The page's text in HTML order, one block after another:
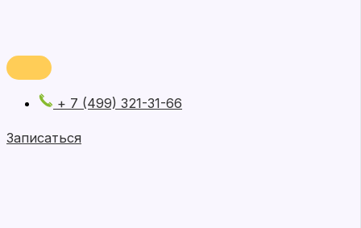
+ 7 (499) 321-31-66
Записаться